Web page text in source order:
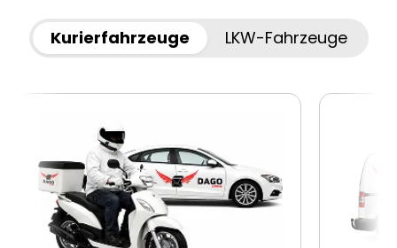
Kurierfahrzeuge LKW-Fahrzeuge